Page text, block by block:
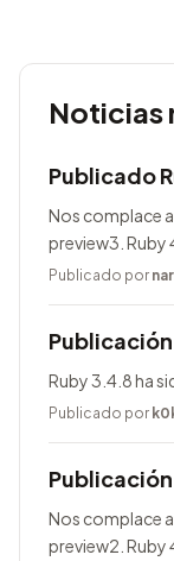
Noticias
Publicado
Nos complace
preview3. Ruby
agrega muchas
Publicado por
Ruby 3.4.8 ha
Publicado por
Nos complace
preview2. Ruby